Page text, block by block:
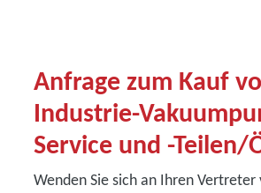
Anfrage zum Kauf
Industrie-
Service und -Teilen/
Wenden Sie sich an Ihren Vertreter